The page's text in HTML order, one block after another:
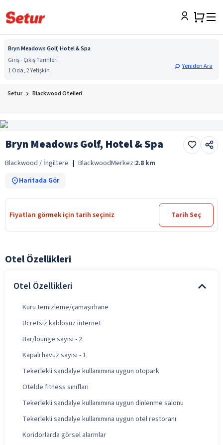
Bryn Meadows Golf, Hotel & Spa
Giriş - Çıkış Tarihleri
1 Oda, 2 Yetişkin
Yeniden Ara
Setur Blackwood Otelleri
Bryn Meadows Golf, Hotel & Spa
Blackwood / İngiltere | BlackwoodMerkez:2.8 km
Haritada Gör
Fiyatları görmek için tarih seçiniz Tarih Seç
Otel Özellikleri
Otel Özellikleri
Kuru temizleme/çamaşırhane
Ücretsiz kablosuz internet
Bar/lounge sayısı - 2
Kapalı havuz sayısı - 1
Tekerlekli sandalye kullanımına uygun otopark
Otelde fitness sınıfları
Tekerlekli sandalye kullanımına uygun dinlenme salonu
Tekerlekli sandalye kullanımına uygun otel restoranı
Koridorlarda görsel alarmlar